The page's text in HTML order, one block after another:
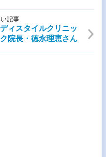
記事
ィスタイルクリニッ
ク院長・徳永理恵さん